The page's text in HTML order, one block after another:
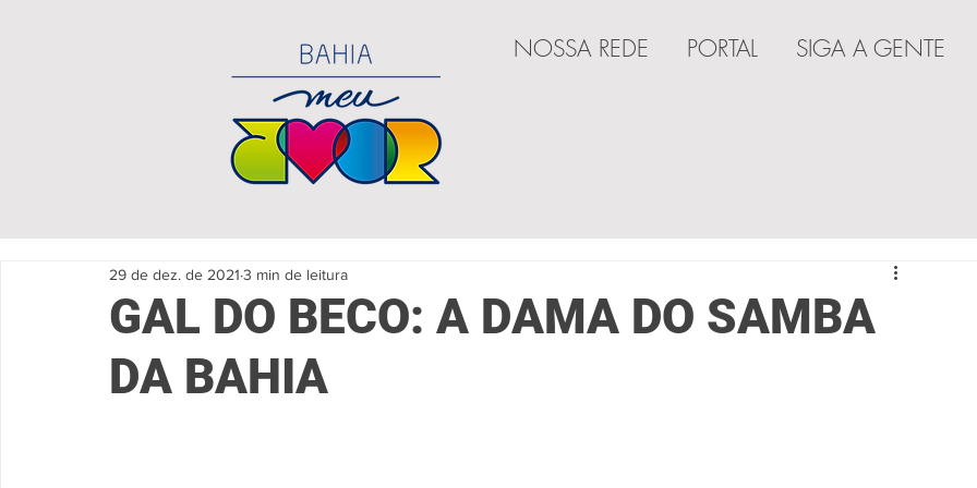
NOSSA REDE PORTAL SIGA A GENTE
GAL DO BECO: A DAMA DO SAMBA
DA BAHIA
29 de dez. de 2021 3 min de leitura